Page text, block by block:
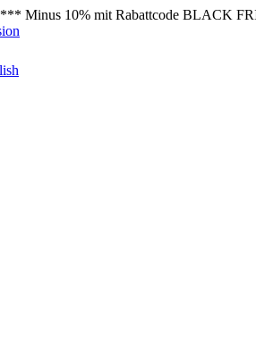
*** Minus 10% mit Rabattcode BLACK